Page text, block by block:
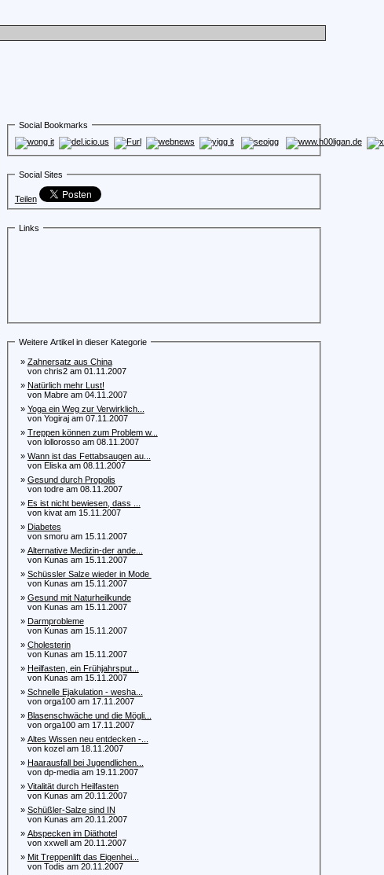
Social Bookmarks
Social Sites
Teilen
Links
Weitere Artikel in dieser Kategorie
» Zahnersatz aus China
von chris2 am 01.11.2007
» Natürlich mehr Lust!
von Mabre am 04.11.2007
» Yoga ein Weg zur Verwirklich...
von Yogiraj am 07.11.2007
» Treppen können zum Problem w...
von lollorosso am 08.11.2007
» Wann ist das Fettabsaugen au...
von Eliska am 08.11.2007
» Gesund durch Propolis
von todre am 08.11.2007
» Es ist nicht bewiesen, dass ...
von kivat am 15.11.2007
» Diabetes
von smoru am 15.11.2007
» Alternative Medizin-der ande...
von Kunas am 15.11.2007
» Schüssler Salze wieder in Mode
von Kunas am 15.11.2007
» Gesund mit Naturheilkunde
von Kunas am 15.11.2007
» Darmprobleme
von Kunas am 15.11.2007
» Cholesterin
von Kunas am 15.11.2007
» Heilfasten, ein Frühjahrsput...
von Kunas am 15.11.2007
» Schnelle Ejakulation - wesha...
von orga100 am 17.11.2007
» Blasenschwäche und die Mögli...
von orga100 am 17.11.2007
» Altes Wissen neu entdecken -...
von kozel am 18.11.2007
» Haarausfall bei Jugendlichen...
von dp-media am 19.11.2007
» Vitalität durch Heilfasten
von Kunas am 20.11.2007
» Schüßler-Salze sind IN
von Kunas am 20.11.2007
» Abspecken im Diäthotel
von xxwell am 20.11.2007
» Mit Treppenlift das Eigenhei...
von Todis am 20.11.2007